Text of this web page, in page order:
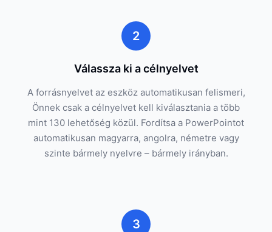
2
Válassza ki a célnyelvet
A forrásnyelvet az eszköz automatikusan felismeri,
Önnek csak a célnyelvet kell kiválasztania a több
mint 130 lehetőség közül. Fordítsa a PowerPointot
automatikusan magyarra, angolra, németre vagy
szinte bármely nyelvre – bármely irányban.
3